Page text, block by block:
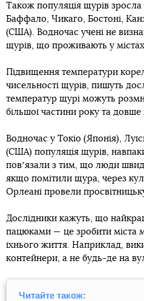
Також популяція щурів зросла
Баффало, Чикаго, Бостоні,
(США). Водночас учені не
щурів, що проживають у містах.
Підвищення температури
чисельності щурів, пишуть
температур щурі можуть
більшої частини року та довше
Водночас у Токіо (Японія),
(США) популяція щурів,
повʼязали з тим, що люди
якщо помітили щура, через
Орлеані провели
Дослідники кажуть, що
пацюками — це зробити міста
їхнього життя. Наприклад,
контейнери, а не будь-де на
Читайте також: